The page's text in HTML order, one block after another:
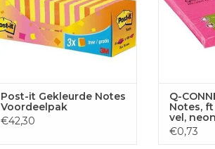
Post-it Gekleurde Notes
Voordeelpak
€42,30
Q-
Notes,
vel,
€0,73